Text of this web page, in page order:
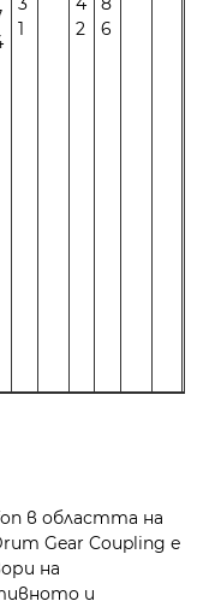
1
2
6
в областта на
Gear Coupling е
на
и